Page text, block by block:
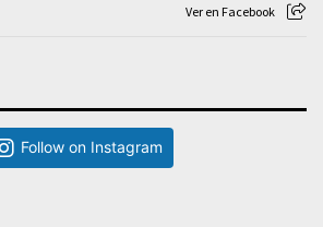
Ver en Facebook
Follow on Instagram